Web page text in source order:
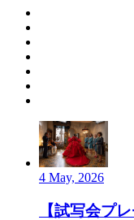
4 May, 2026
【試写会プ